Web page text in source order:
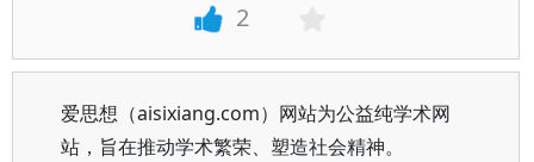
2
爱思想（aisixiang.com）网站为公益纯学术网
站，旨在推动学术繁荣、塑造社会精神。